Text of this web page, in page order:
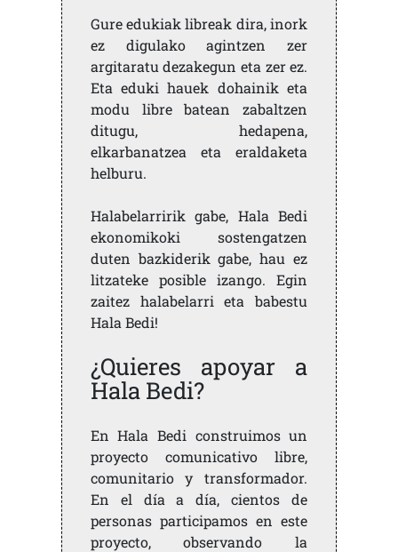
Gure edukiak libreak dira, inork
ez digulako agintzen zer
argitaratu dezakegun eta zer ez.
Eta eduki hauek dohainik eta
modu libre batean zabaltzen
ditugu, hedapena,
elkarbanatzea eta eraldaketa
helburu.
Halabelarririk gabe, Hala Bedi
ekonomikoki sostengatzen
duten bazkiderik gabe, hau ez
litzateke posible izango. Egin
zaitez halabelarri eta babestu
Hala Bedi!
¿Quieres apoyar a
Hala Bedi?
En Hala Bedi construimos un
proyecto comunicativo libre,
comunitario y transformador.
En el día a día, cientos de
personas participamos en este
proyecto, observando la